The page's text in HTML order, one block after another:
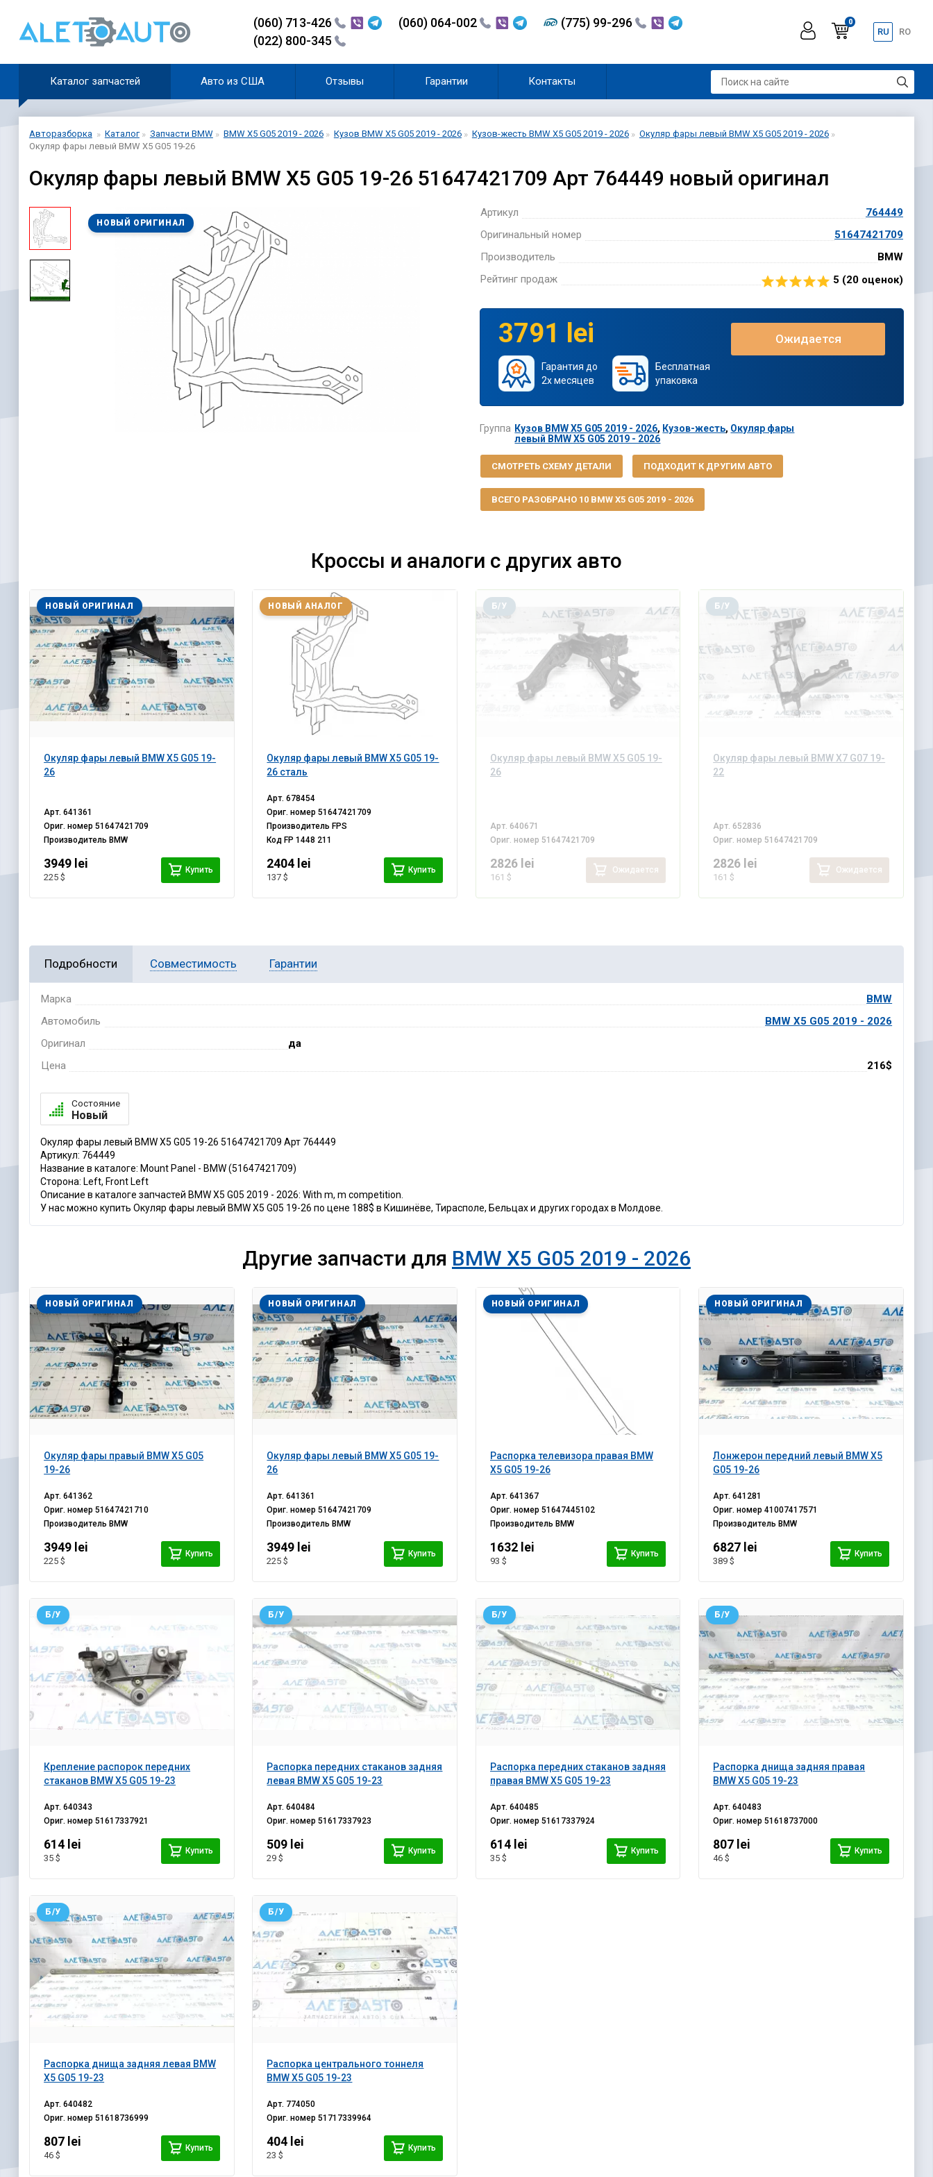
(060) 713-426 (060) 064-002
(775) 99-296
(022) 800-345
0
RU RO
Каталог запчастей Авто из США Отзывы Гарантии Контакты
Авторазборка Каталог Запчасти BMW BMW X5 G05 2019 - 2026 Кузов BMW X5 G05 2019 - 2026 Кузов-жесть BMW X5 G05 2019 - 2026
Окуляр фары левый BMW X5 G05 2019 - 2026
Окуляр фары левый BMW X5 G05 19-26
Окуляр фары левый BMW X5 G05 19-26 51647421709 Арт 764449 новый оригинал
НОВЫЙ ОРИГИНАЛ
Артикул
764449
Оригинальный номер
51647421709
Производитель
BMW
Рейтинг продаж
5 (20 оценок)
3791 lei
Гарантия до
2х месяцев
Бесплатная
упаковка
Ожидается
Группа Кузов BMW X5 G05 2019 - 2026, Кузов-жесть, Окуляр фары
левый BMW X5 G05 2019 - 2026
СМОТРЕТЬ СХЕМУ ДЕТАЛИ ПОДХОДИТ К ДРУГИМ АВТО
ВСЕГО РАЗОБРАНО 10 BMW X5 G05 2019 - 2026
Кроссы и аналоги с других авто
Окуляр фары левый BMW X5 G05 19-
26
НОВЫЙ ОРИГИНАЛ
Арт.641361
Ориг. номер51647421709
Производитель BMW
3949 lei
225 $
Купить
Окуляр фары левый BMW X5 G05 19-
26 сталь
НОВЫЙ АНАЛОГ
Арт.678454
Ориг. номер51647421709
Производитель FPS
Код FP 1448 211
2404 lei
137 $
Купить
Окуляр фары левый BMW X5 G05 19-
26
Б/У
Арт. 640671
Ориг. номер 51647421709
2826 lei
161 $
Ожидается
Окуляр фары левый BMW X7 G07 19-
22
Б/У
Арт. 652836
Ориг. номер 51647421709
2826 lei
161 $
Ожидается
Подробности Совместимость Гарантии
Марка
BMW
Автомобиль
BMW X5 G05 2019 - 2026
Оригинал
да
Цена
216$
Состояние
Новый
Окуляр фары левый BMW X5 G05 19-26 51647421709 Арт 764449
Артикул: 764449
Название в каталоге: Mount Panel - BMW (51647421709)
Сторона: Left, Front Left
Описание в каталоге запчастей BMW X5 G05 2019 - 2026: With m, m competition.
У нас можно купить Окуляр фары левый BMW X5 G05 19-26 по цене 188$ в Кишинёве, Тирасполе, Бельцах и других городах в Молдове.
Другие запчасти для BMW X5 G05 2019 - 2026
Окуляр фары правый BMW X5 G05
19-26
НОВЫЙ ОРИГИНАЛ
Арт.641362
Ориг. номер51647421710
Производитель BMW
3949 lei
225 $
Купить
Окуляр фары левый BMW X5 G05 19-
26
НОВЫЙ ОРИГИНАЛ
Арт.641361
Ориг. номер51647421709
Производитель BMW
3949 lei
225 $
Купить
Распорка телевизора правая BMW
X5 G05 19-26
НОВЫЙ ОРИГИНАЛ
Арт. 641367
Ориг. номер 51647445102
Производитель BMW
1632 lei
93 $
Купить
Лонжерон передний левый BMW X5
G05 19-26
НОВЫЙ ОРИГИНАЛ
Арт.641281
Ориг. номер41007417571
Производитель BMW
6827 lei
389 $
Купить
Крепление распорок передних
стаканов BMW X5 G05 19-23
Б/У
Арт.640343
Ориг. номер51617337921
614 lei
35 $
Купить
Распорка передних стаканов задняя
левая BMW X5 G05 19-23
Б/У
Арт.640484
Ориг. номер51617337923
509 lei
29 $
Купить
Распорка передних стаканов задняя
правая BMW X5 G05 19-23
Б/У
Арт. 640485
Ориг. номер 51617337924
614 lei
35 $
Купить
Распорка днища задняя правая
BMW X5 G05 19-23
Б/У
Арт.640483
Ориг. номер51618737000
807 lei
46 $
Купить
Распорка днища задняя левая BMW
X5 G05 19-23
Б/У
Арт.640482
Ориг. номер51618736999
807 lei
46 $
Купить
Распорка центрального тоннеля
BMW X5 G05 19-23
Б/У
Арт. 774050
Ориг. номер51717339964
404 lei
23 $
Купить